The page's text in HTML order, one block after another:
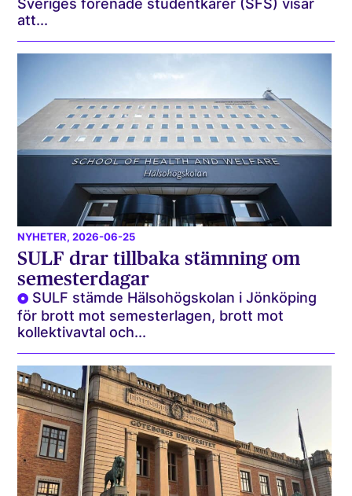
att...
NYHETER, 2026-06-25
SULF drar tillbaka stämning om
semesterdagar
SULF stämde Hälsohögskolan i Jönköping
för brott mot semesterlagen, brott mot
kollektivavtal och...